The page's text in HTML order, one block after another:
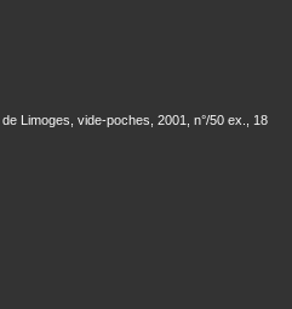
Limoges, vide-poches, 2001, n°/50 ex., 18